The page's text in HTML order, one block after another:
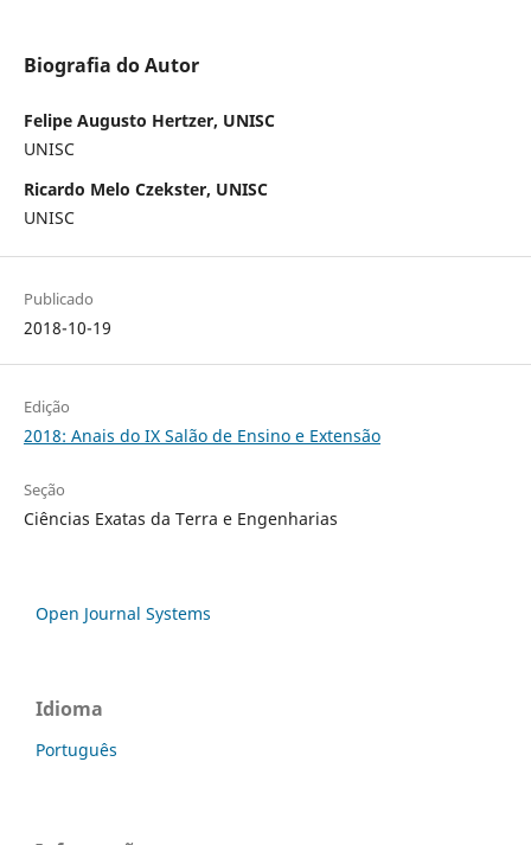
Biografia do Autor
Felipe Augusto Hertzer, UNISC
UNISC
Ricardo Melo Czekster, UNISC
UNISC
Publicado
2018-10-19
Edição
2018: Anais do IX Salão de Ensino e Extensão
Seção
Ciências Exatas da Terra e Engenharias
Open Journal Systems
Idioma
Português